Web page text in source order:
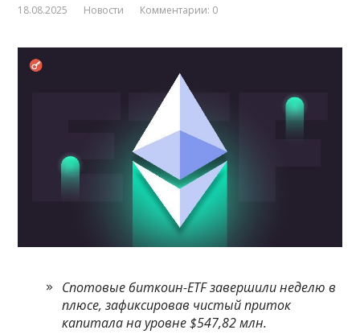
18.08.2025 Новости Комментарии: 0
Спотовые биткоин-ETF завершили неделю в
плюсе, зафиксировав чистый приток
капитала на уровне $547,82 млн.